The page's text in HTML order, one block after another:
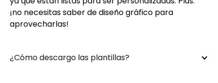
¡no necesitas saber de diseño gráfico para
aprovecharlas!
¿Cómo descargo las plantillas?